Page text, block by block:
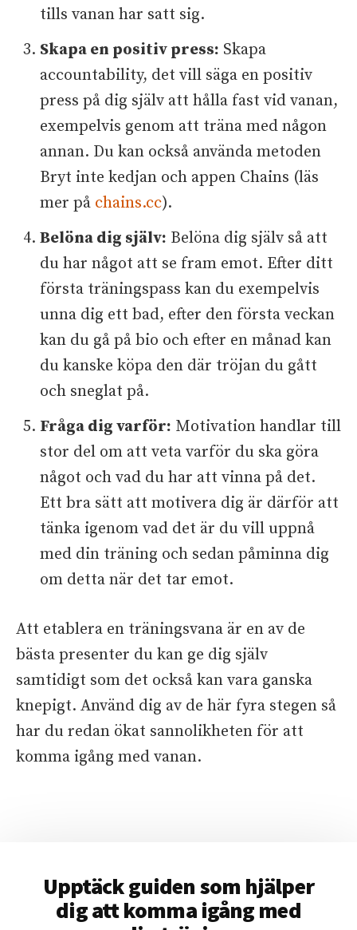
tills vanan har satt sig.
Skapa en positiv press: Skapa
accountability, det vill säga en positiv
press på dig själv att hålla fast vid vanan,
exempelvis genom att träna med någon
annan. Du kan också använda metoden
Bryt inte kedjan och appen Chains (läs
mer på chains.cc).
Belöna dig själv: Belöna dig själv så att
du har något att se fram emot. Efter ditt
första träningspass kan du exempelvis
unna dig ett bad, efter den första veckan
kan du gå på bio och efter en månad kan
du kanske köpa den där tröjan du gått
och sneglat på.
Fråga dig varför: Motivation handlar till
stor del om att veta varför du ska göra
något och vad du har att vinna på det.
Ett bra sätt att motivera dig är därför att
tänka igenom vad det är du vill uppnå
med din träning och sedan påminna dig
om detta när det tar emot.
Att etablera en träningsvana är en av de
bästa presenter du kan ge dig själv
samtidigt som det också kan vara ganska
knepigt. Använd dig av de här fyra stegen så
har du redan ökat sannolikheten för att
komma igång med vanan.
Upptäck guiden som hjälper
dig att komma igång med